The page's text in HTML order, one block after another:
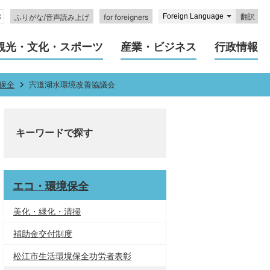
ふりがな/音声読み上げ for foreigners 翻訳
光・文化・スポーツ 産業・ビジネス 行政情報
全 宍道湖水環境改善協議会
キーワードで探す
エコ・環境保全
美化・緑化・清掃
補助金交付制度
松江市生活環境保全功労者表彰